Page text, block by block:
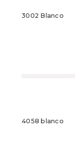
3002 Blanco
4058 blanco